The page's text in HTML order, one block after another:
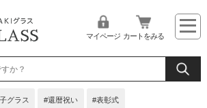
グラス 還暦祝い 表彰式
マイページ カートをみる